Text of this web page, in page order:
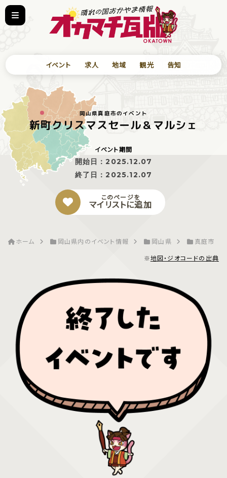
イベント 求人 地域 観光 告知
岡山県真庭市のイベント
新町クリスマスセール＆マルシェ
イベント期間
開始日：2025.12.07
終了日：2025.12.07
このページを
マイリストに追加
ホーム 岡山県内のイベント情報 岡山県
真庭市
※地図・ジオコードの出典